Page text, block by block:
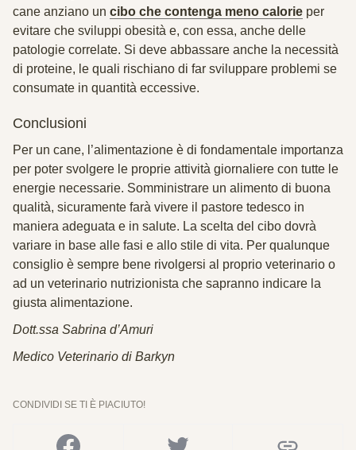
cane anziano un cibo che contenga meno calorie per
evitare che sviluppi obesità e, con essa, anche delle
patologie correlate. Si deve abbassare anche la necessità
di proteine, le quali rischiano di far sviluppare problemi se
consumate in quantità eccessive.
Conclusioni
Per un cane, l’alimentazione è di fondamentale importanza
per poter svolgere le proprie attività giornaliere con tutte le
energie necessarie. Somministrare un alimento di buona
qualità, sicuramente farà vivere il pastore tedesco in
maniera adeguata e in salute. La scelta del cibo dovrà
variare in base alle fasi e allo stile di vita. Per qualunque
consiglio è sempre bene rivolgersi al proprio veterinario o
ad un veterinario nutrizionista che sapranno indicare la
giusta alimentazione.
Dott.ssa Sabrina d’Amuri
Medico Veterinario di Barkyn
CONDIVIDI SE TI È PIACIUTO!